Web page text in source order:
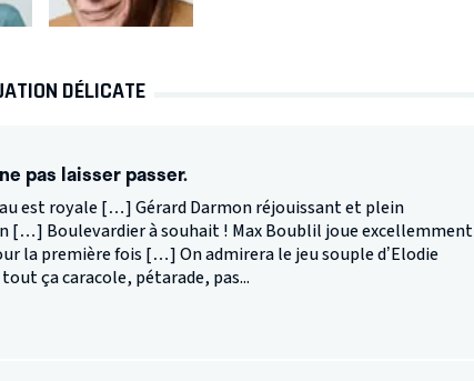
DÉLICATE
pas laisser passer.
est royale […] Gérard Darmon réjouissant et plein
[…] Boulevardier à souhait ! Max Boublil joue excellemment
la première fois […] On admirera le jeu souple d’Elodie
ça caracole, pétarade, pas...